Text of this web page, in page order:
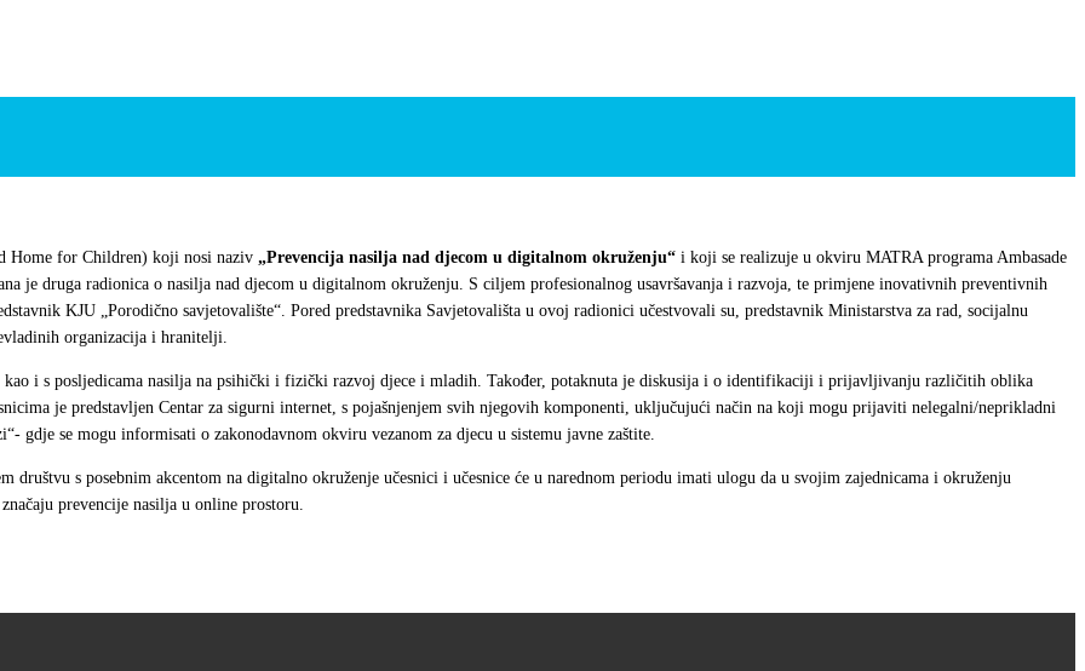
Home for Children) koji nosi naziv „Prevencija nasilja nad djecom u digitalnom okruženju“ i koji se realizuje u okviru MATRA programa Ambasade
je druga radionica o nasilja nad djecom u digitalnom okruženju. S ciljem profesionalnog usavršavanja i razvoja, te primjene inovativnih preventivnih
KJU „Porodično savjetovalište“. Pored predstavnika Savjetovališta u ovoj radionici učestvovali su, predstavnik Ministarstva za rad, socijalnu
organizacija i hranitelji.
i s posljedicama nasilja na psihički i fizički razvoj djece i mladih. Također, potaknuta je diskusija i o identifikaciji i prijavljivanju različitih oblika
je predstavljen Centar za sigurni internet, s pojašnjenjem svih njegovih komponenti, uključujući način na koji mogu prijaviti nelegalni/neprikladni
gdje se mogu informisati o zakonodavnom okviru vezanom za djecu u sistemu javne zaštite.
društvu s posebnim akcentom na digitalno okruženje učesnici i učesnice će u narednom periodu imati ulogu da u svojim zajednicama i okruženju
prevencije nasilja u online prostoru.